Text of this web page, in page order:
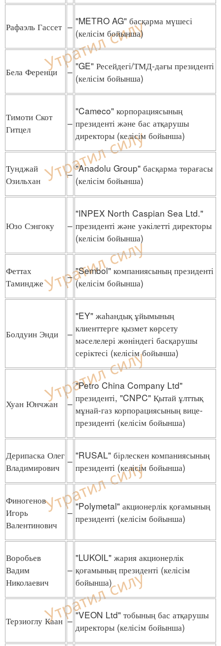
Рафаэль Гассет – "METRO AG" басқарма мүшесі
(келісім бойынша)
Бела Ференци – "GE" Ресейдегі/ТМД-дағы президенті
(келісім бойынша)
Тимоти Скот
Гитцел
–
"Cameco" корпорациясының
президенті және бас атқарушы
директоры (келісім бойынша)
Тунджай
Озильхан
– "Anadolu Group" басқарма төрағасы
(келісім бойынша)
Юзо Сэнгоку –
"INPEX North Caspian Sea Ltd."
президенті және уәкілетті директоры
(келісім бойынша)
Феттах
Таминдже
– "Sembol" компаниясының президенті
(келісім бойынша)
Болдуин Энди –
"EY" жаһандық ұйымының
клиенттерге қызмет көрсету
мәселелері жөніндегі басқарушы
серіктесі (келісім бойынша)
Хуан Юнчжан –
"Petro China Company Ltd"
президенті, "CNPC" Қытай ұлттық
мұнай-газ корпорациясының вице-
президенті (келісім бойынша)
Дерипаска Олег
Владимирович
– "RUSAL" бірлескен компаниясының
президенті (келісім бойынша)
Финогенов
Игорь
Валентинович
–
"Polymetal" акционерлік қоғамының
президенті (келісім бойынша)
Воробьев
Вадим
Николаевич
–
"LUKOIL" жария акционерлік
қоғамының президенті (келісім
бойынша)
Терзиоглу Каан – "VEON Ltd" тобының бас атқарушы
директоры (келісім бойынша)